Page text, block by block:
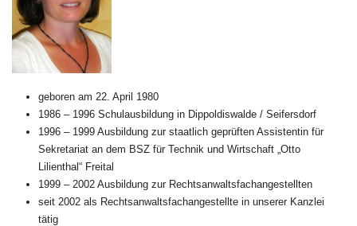
geboren am 22. April 1980
1986 – 1996 Schulausbildung in Dippoldiswalde / Seifersdorf
1996 – 1999 Ausbildung zur staatlich geprüften Assistentin für
Sekretariat an dem BSZ für Technik und Wirtschaft „Otto
Lilienthal“ Freital
1999 – 2002 Ausbildung zur Rechtsanwaltsfachangestellten
seit 2002 als Rechtsanwaltsfachangestellte in unserer Kanzlei
tätig